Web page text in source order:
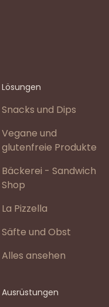
Lösungen
Snacks und Dips
Vegane und
glutenfreie Produkte
Bäckerei - Sandwich
Shop
La Pizzella
Säfte und Obst
Alles ansehen
Ausrüstungen